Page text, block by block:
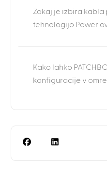
Zakaj je izbira kabla
tehnologijo Power
Kako lahko
konfiguracije v